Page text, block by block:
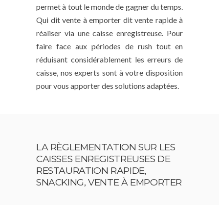
permet à tout le monde de gagner du temps.
Qui dit vente à emporter dit vente rapide à
réaliser via une caisse enregistreuse. Pour
faire face aux périodes de rush tout en
réduisant considérablement les erreurs de
caisse, nos experts sont à votre disposition
pour vous apporter des solutions adaptées.
LA RÈGLEMENTATION SUR LES
CAISSES ENREGISTREUSES DE
RESTAURATION RAPIDE,
SNACKING, VENTE À EMPORTER